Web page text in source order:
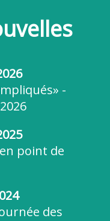
-
point de
des